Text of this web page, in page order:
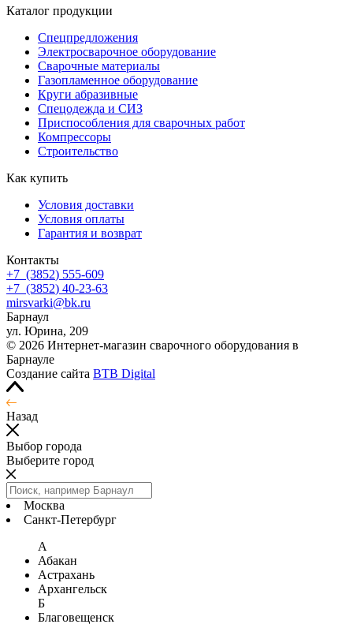
Каталог продукции
Спецпредложения
Электросварочное оборудование
Сварочные материалы
Газопламенное оборудование
Круги абразивные
Спецодежда и СИЗ
Приспособления для сварочных работ
Компрессоры
Строительство
Как купить
Условия доставки
Условия оплаты
Гарантия и возврат
Контакты
+7 (3852) 555-609
+7 (3852) 40-23-63
mirsvarki@bk.ru
Барнаул
ул. Юрина, 209
© 2026 Интернет-магазин сварочного оборудования в
Барнауле
Создание сайта BTB Digital
Назад
Выбор города
Выберите город
Москва
Санкт-Петербург
А
Абакан
Астрахань
Архангельск
Б
Благовещенск